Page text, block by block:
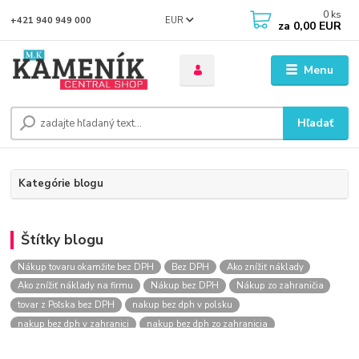
Menu
EUR
Hľadať
+421 940 949 000 0 ks
za 0,00 EUR
Kategórie blogu
Štítky blogu
Nákup tovaru okamžite bez DPH Bez DPH
Ako znížiť náklady
Ako znížiť náklady na firmu
Nákup bez DPH
Nákup zo zahraničia
tovar z Poľska bez DPH
nakup bez dph v polsku
nakup bez dph v zahranici
nakup bez dph zo zahranicia